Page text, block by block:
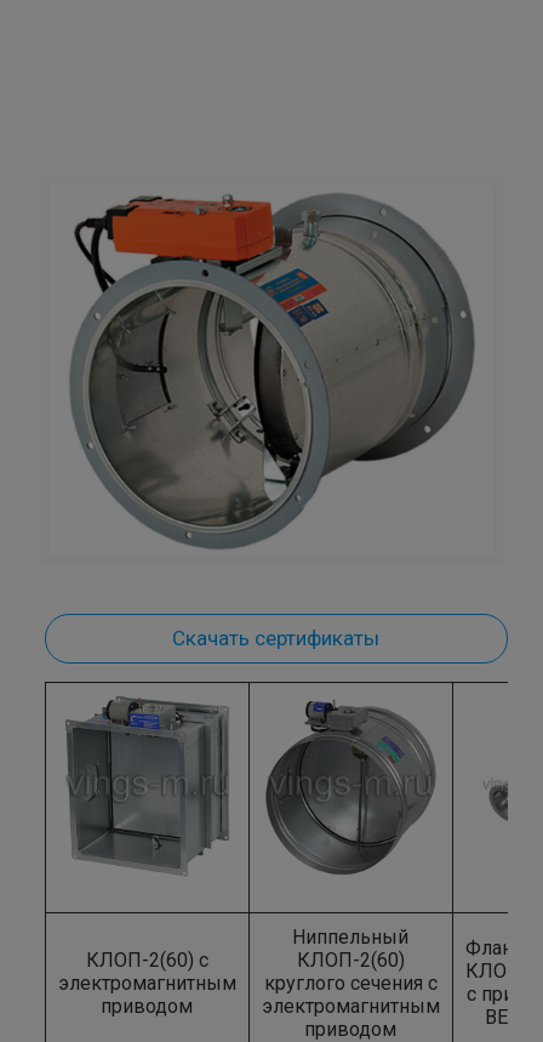
Скачать сертификаты
КЛОП-2(60) с
электромагнитным
приводом
Ниппельный
КЛОП-2(60)
круглого сечения с
электромагнитным
приводом
КЛОП-
с